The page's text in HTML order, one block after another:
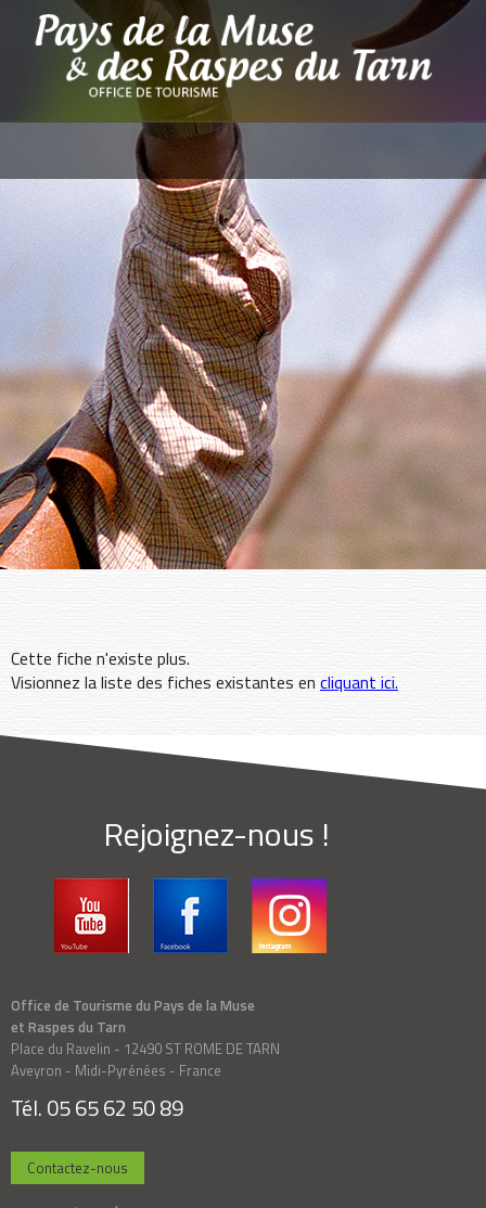
Cette fiche n'existe plus.
Visionnez la liste des fiches existantes en cliquant ici.
Rejoignez-nous !
Office de Tourisme du Pays de la Muse
et Raspes du Tarn
Place du Ravelin - 12490 ST ROME DE TARN
Aveyron - Midi-Pyrénées - France
Tél. 05 65 62 50 89
Contactez-nous